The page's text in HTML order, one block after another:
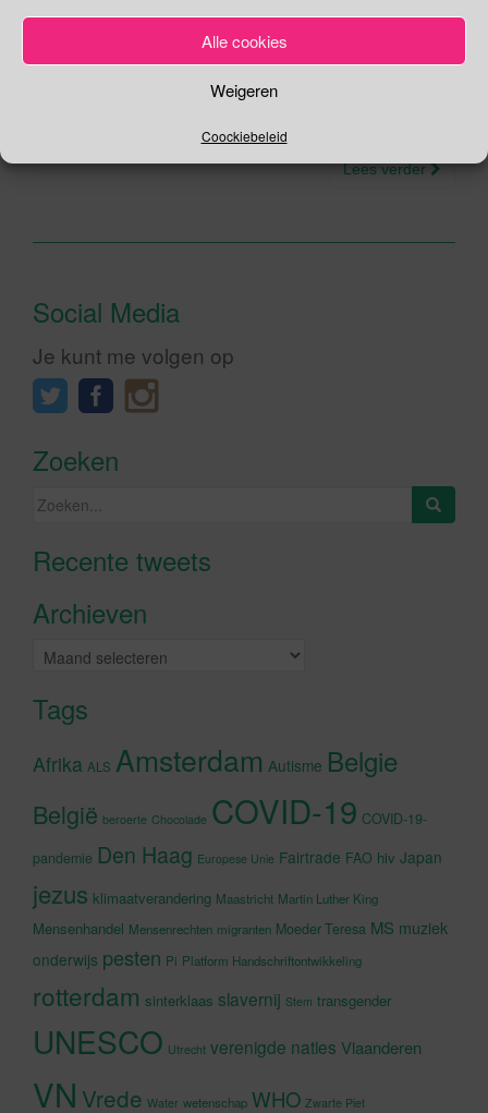
Alle cookies
Weigeren
Coockiebeleid
Naties 5 december uitgeroepen tot de Internationale
Vrijwilligersdag voor Economische en Sociale Ontwikkeling.
Een dag die wereldwijd wordt gebruikt om alle vrijwilligers te
bedanken. De Internationale Vrijwilligersdag laat ik aan me
Lees verder
Social Media
Je kunt me volgen op
Zoeken
Zoeken
Recente tweetsKlik om marketing cookies te
Archieven
Archieven
Tags
Afrika ALS Amsterdam Autisme Belgie
België beroerte Chocolade COVID-19 COVID-19-
pandemie Den Haag Europese Unie Fairtrade FAO hiv Japan
jezus klimaatverandering Maastricht Martin Luther King
Mensenhandel Mensenrechten migranten Moeder Teresa MS muziek
onderwijs pesten Pi Platform Handschriftontwikkeling
rotterdam sinterklaas slavernij Stem transgender
UNESCO Utrecht verenigde naties Vlaanderen
VN Vrede Water wetenschap WHO Zwarte Piet